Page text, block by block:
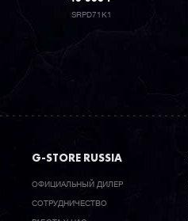
SRPD71K1
G-STORE RUSSIA
ОФИЦИАЛЬНЫЙ ДИЛЕР
CОТРУДНИЧЕСТВО